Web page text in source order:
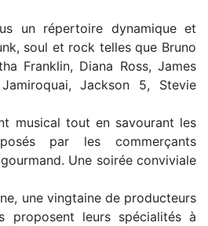
un répertoire dynamique et
soul et rock telles que Bruno
Franklin, Diana Ross, James
Jackson 5, Stevie
musical tout en savourant les
par les commerçants
Une soirée conviviale
une vingtaine de producteurs
proposent leurs spécialités à